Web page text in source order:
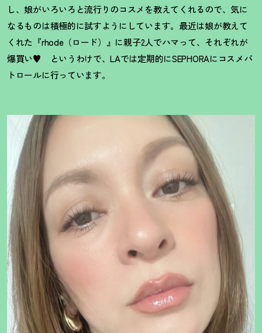
し、娘がいろいろと流行りのコスメを教えてくれるので、気に
なるものは積極的に試すようにしています。最近は娘が教えて
くれた『rhode（ロード）』に親子2人でハマって、それぞれが
爆買い♥ というわけで、LAでは定期的にSEPHORAにコスメパ
トロールに行っています。